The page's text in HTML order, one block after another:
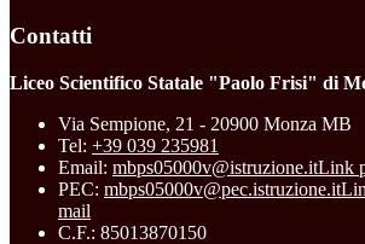
Contatti
Liceo Scientifico Statale "Paolo Frisi" di
Via Sempione, 21 - 20900 Monza MB
Tel: +39 039 235981
Email: mbps05000v@istruzione.itLink
PEC: mbps05000v@pec.istruzione.it
mail
C.F.: 85013870150